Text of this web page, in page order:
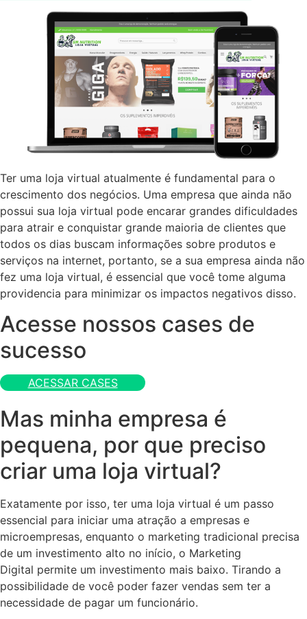
Ter uma loja virtual atualmente é fundamental para o
crescimento dos negócios. Uma empresa que ainda não
possui sua loja virtual pode encarar grandes dificuldades
para atrair e conquistar grande maioria de clientes que
todos os dias buscam informações sobre produtos e
serviços na internet, portanto, se a sua empresa ainda não
fez uma loja virtual, é essencial que você tome alguma
providencia para minimizar os impactos negativos disso.
Acesse nossos cases de
sucesso
ACESSAR CASES
Mas minha empresa é
pequena, por que preciso
criar uma loja virtual?
Exatamente por isso, ter uma loja virtual é um passo
essencial para iniciar uma atração a empresas e
microempresas, enquanto o marketing tradicional precisa
de um investimento alto no início, o Marketing
Digital permite um investimento mais baixo. Tirando a
possibilidade de você poder fazer vendas sem ter a
necessidade de pagar um funcionário.